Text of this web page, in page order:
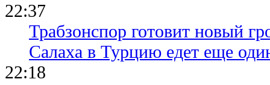
22:37
Трабзонспор готовит новый
Салаха в Турцию едет еще
22:18